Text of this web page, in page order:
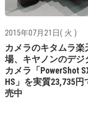
2015年07月21日( 火 )
カメラのキタムラ楽
場、キヤノンのデジ
カメラ「PowerShot
HS」を実質23,735円
売中